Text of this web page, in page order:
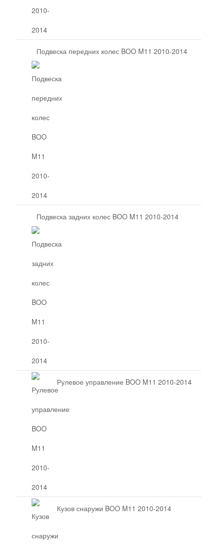
Подвеска передних колес BOO M11 2010-2014
Подвеска задних колес BOO M11 2010-2014
Рулевое управление BOO M11 2010-2014
Кузов снаружи BOO M11 2010-2014